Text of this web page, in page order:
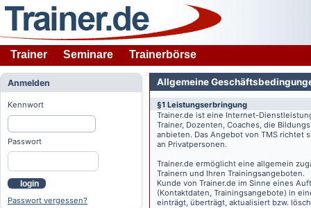
Trainer Seminare Trainerbörse
Anmelden
Kennwort
Passwort
login
Passwort vergessen?
Allgemeine
§1 Leistungserbringung
Trainer.de ist eine Internet-
Trainer, Dozenten, Coaches, die
anbieten. Das Angebot von TMS richtet
an Privatpersonen.
Trainer.de ermöglicht eine allgemein
Trainern und Ihren Trainingsangeboten.
Kunde von Trainer.de im Sinne eines
(Kontaktdaten, Trainingsangebote) in
einträgt, überträgt, aktualisiert bzw.